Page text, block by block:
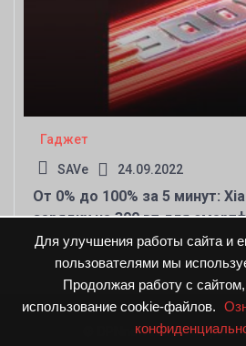
Для улучшения работы сайта и
пользователями мы
Продолжая работу с
использование cookie-файлов.
Гаджет
SAVe 24.09.2022
От 0% до 100% за 5 минут:
зарядку на 300 вт для
© DPNnews.ru. Все